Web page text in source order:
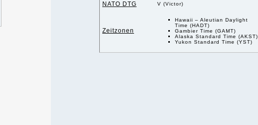
NATO DTG
V (Victor)
Zeitzonen
Hawaii – Aleutian Daylight
Time (HADT)
Gambier Time (GAMT)
Alaska Standard Time (AKST)
Yukon Standard Time (YST)